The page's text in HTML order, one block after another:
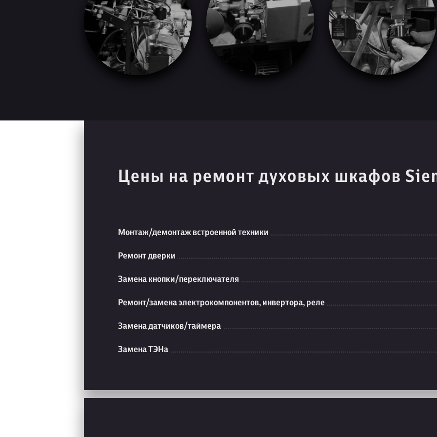
Цены на ремонт духовых шкафов
Монтаж/демонтаж встроенной техники
Ремонт дверки
Замена кнопки/переключателя
Ремонт/замена электрокомпонентов, инвертора, реле
Замена датчиков/таймера
Замена ТЭНа